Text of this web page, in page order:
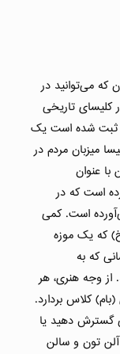
که می‌توانید در
کلیسای تاریخی
ثبت شده است یک
میزبان مردم در
عنوان
است که در
است. کمی
که یک موزه
که به
از وجه هنری، هر
کلاس بردارد.
گسترش دهید یا
تون و سالن